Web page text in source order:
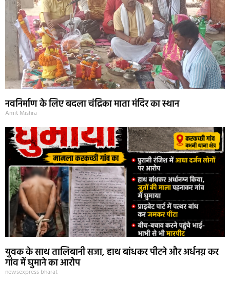
नवनिर्माण के लिए बदला चंद्रिका माता मंदिर का स्थान
Amit Mishra
युवक के साथ तालिबानी सजा, हाथ बांधकर पीटने और अर्धनग्न कर
गांव में घुमाने का आरोप
newsexpress bharat